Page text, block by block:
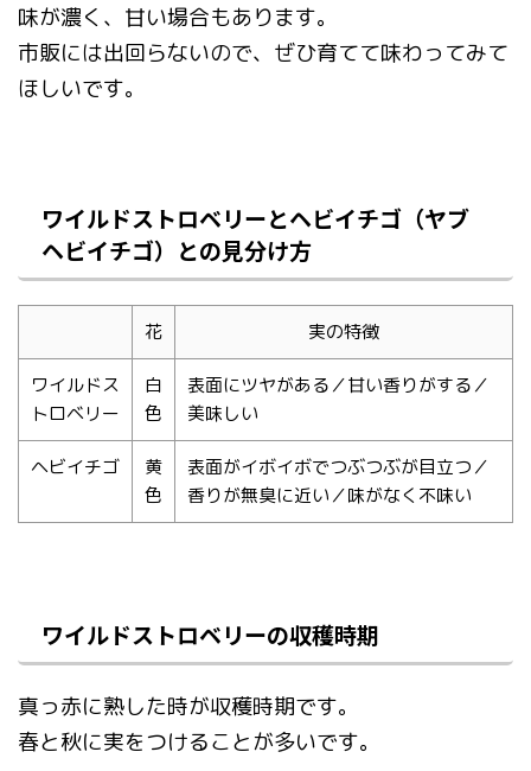
味が濃く、甘い場合もあります。
市販には出回らないので、ぜひ育てて味わってみて
ほしいです。
ワイルドストロベリーとヘビイチゴ（ヤブ
ヘビイチゴ）との見分け方
花 実の特徴
ワイルドス
トロベリー
白
色
表面にツヤがある／甘い香りがする／
美味しい
ヘビイチゴ
黄
色
表面がイボイボでつぶつぶが目立つ／
香りが無臭に近い／味がなく不味い
ワイルドストロベリーの収穫時期
真っ赤に熟した時が収穫時期です。
春と秋に実をつけることが多いです。